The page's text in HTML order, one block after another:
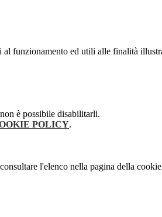
funzionamento ed utili alle finalità
è possibile disabilitarli.
POLICY.
l'elenco nella pagina della